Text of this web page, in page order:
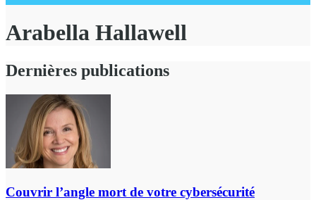
Arabella Hallawell
Dernières publications
Couvrir l’angle mort de votre cybersécurité